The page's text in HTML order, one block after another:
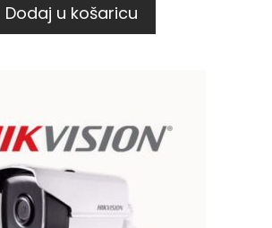
Dodaj u košaricu